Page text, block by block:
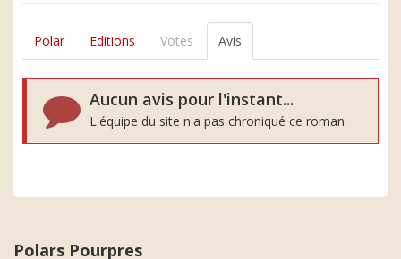
Polar Editions Votes Avis
Aucun avis pour l'instant...
L'équipe du site n'a pas chroniqué ce roman.
Polars Pourpres